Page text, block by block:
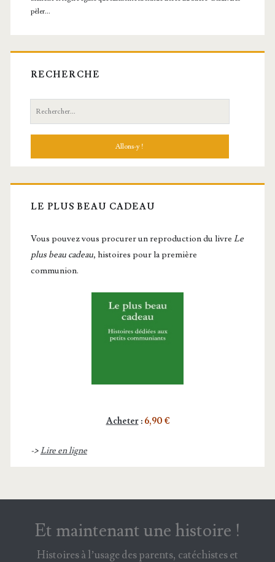
RECHERCHE
Recherche:
LE PLUS BEAU CADEAU
Vous pou­vez vous pro­cu­rer un repro­duc­tion du livre Le
plus beau cadeau, histoires pour la première
communion.
Acheter: 6,90 €
->Lire en ligne
Et maintenant une histoire !
Histoires à l’usage des parents, catéchistes et